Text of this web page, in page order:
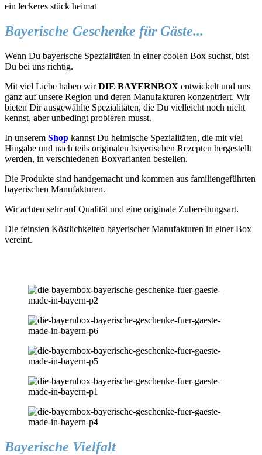
ein leckeres stück heimat
Bayerische Geschenke für Gäste...
Wenn Du bayerische Spezialitäten in einer coolen Box suchst, bist
Du bei uns richtig.
Mit viel Liebe haben wirDIE BAYERNBOX entwickelt und uns
ganz auf unsere Region und deren Manufakturen konzentriert. Wir
bieten Dir ausgewählte Spezialitäten, die Du vielleicht noch nicht
kennst, aber unbedingt probieren musst.
In unserem Shop kannst Du heimische Spezialitäten, die mit viel
Hingabe und nach teils originalen bayerischen Rezepten hergestellt
werden, in verschiedenen Boxvarianten bestellen.
Die Produkte sind handgemacht und kommen aus familiengeführten
bayerischen Manufakturen.
Wir achten sehr auf Qualität und eine originale Zubereitungsart.
Die feinsten Köstlichkeiten bayerischer Manufakturen in einer Box
vereint.
Bayerische Vielfalt